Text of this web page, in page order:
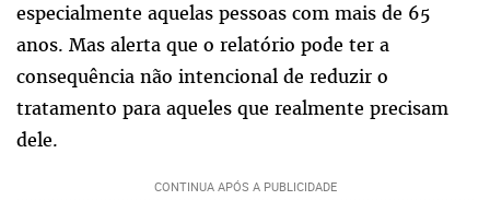
especialmente aquelas pessoas com mais de 65
anos. Mas alerta que o relatório pode ter a
consequência não intencional de reduzir o
tratamento para aqueles que realmente precisam
dele.